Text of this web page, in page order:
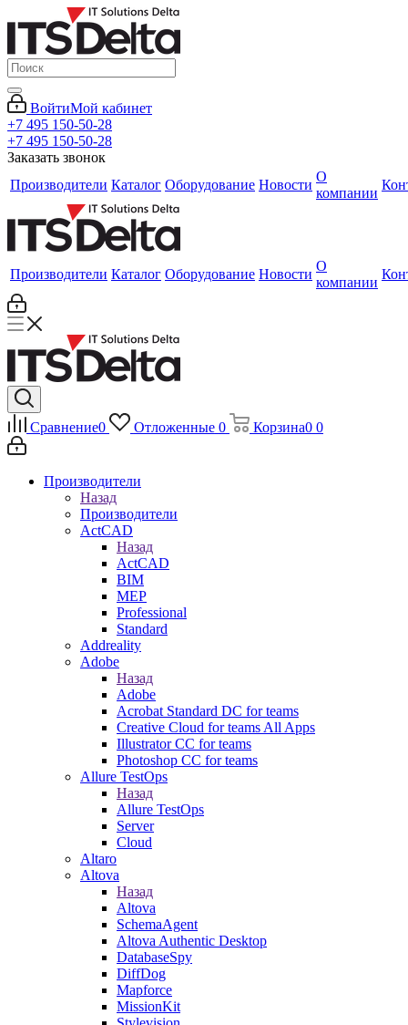
ВойтиМой кабинет
+7 495 150-50-28
+7 495 150-50-28
Заказать звонок
Производители Каталог Оборудование Новости
О
компании
Производители Каталог Оборудование Новости
О
компании
Сравнение0 Отложенные 0 Корзина0 0
Производители
Назад
Производители
ActCAD
Назад
ActCAD
BIM
MEP
Professional
Standard
Addreality
Adobe
Назад
Adobe
Acrobat Standard DC for teams
Creative Cloud for teams All Apps
Illustrator CC for teams
Photoshop CC for teams
Allure TestOps
Назад
Allure TestOps
Server
Cloud
Altaro
Altova
Назад
Altova
SchemaAgent
Altova Authentic Desktop
DatabaseSpy
DiffDog
Mapforce
MissionKit